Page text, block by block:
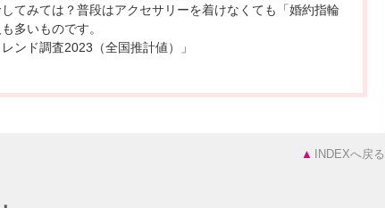
てみては？普段はアクセサリーを着けなくても「婚約指輪
多いものです。
ンド調査2023（全国推計値）」
INDEXへ戻る